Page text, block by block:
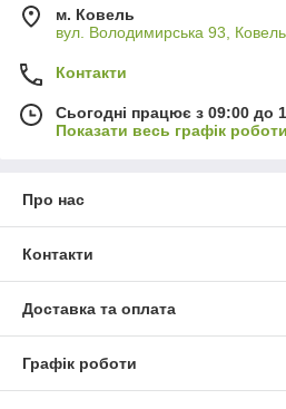
м. Ковель
вул. Володимирська 93,
Контакти
Сьогодні працює з 09:00 до
Показати весь графік роботи
Про нас
Контакти
Доставка та оплата
Графік роботи